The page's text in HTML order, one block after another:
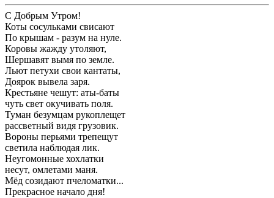
С Добрым Утром!
Коты сосульками свисают
По крышам - разум на нуле.
Коровы жажду утоляют,
Шершавят вымя по земле.
Льют петухи свои кантаты,
Доярок вывела заря.
Крестьяне чешут: аты-баты
чуть свет окучивать поля.
Туман безумцам рукоплещет
рассветный видя грузовик.
Вороны перьями трепещут
светила наблюдая лик.
Неугомонные хохлатки
несут, омлетами маня.
Мёд созидают пчеломатки...
Прекрасное начало дня!